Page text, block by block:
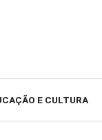
E CULTURA